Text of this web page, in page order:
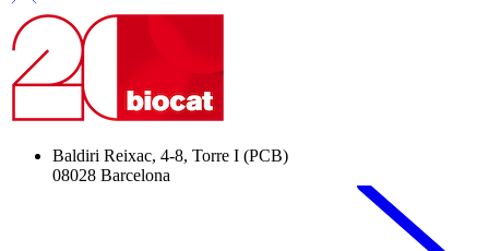
Baldiri Reixac, 4-8, Torre I (PCB)
08028 Barcelona